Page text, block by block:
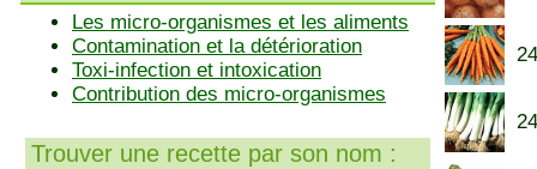
Les micro-organismes et les aliments
Contamination et la détérioration
Toxi-infection et intoxication
Contribution des micro-organismes
Trouver une recette par son nom :